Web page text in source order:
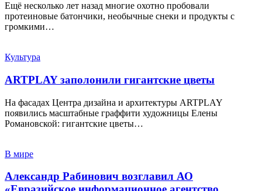
Ещё несколько лет назад многие охотно пробовали
протеиновые батончики, необычные снеки и продукты с
громкими…
Культура
ARTPLAY заполонили гигантские цветы
На фасадах Центра дизайна и архитектуры ARTPLAY
появились масштабные граффити художницы Елены
Романовской: гигантские цветы…
В мире
Александр Рабинович возглавил АО